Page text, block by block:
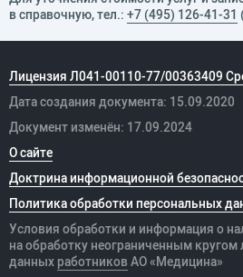
в справочную, тел.: +7 (495) 126-41-31
Лицензия Л041-00110-77/00363409
Дата создания документа: 15.09.2020
Документ изменён: 17.09.2024
О сайте
Доктрина информационной
Политика обработки персональных
Условия обработки и информация о
на обработку неограниченным
данных работников АО «Медицина»